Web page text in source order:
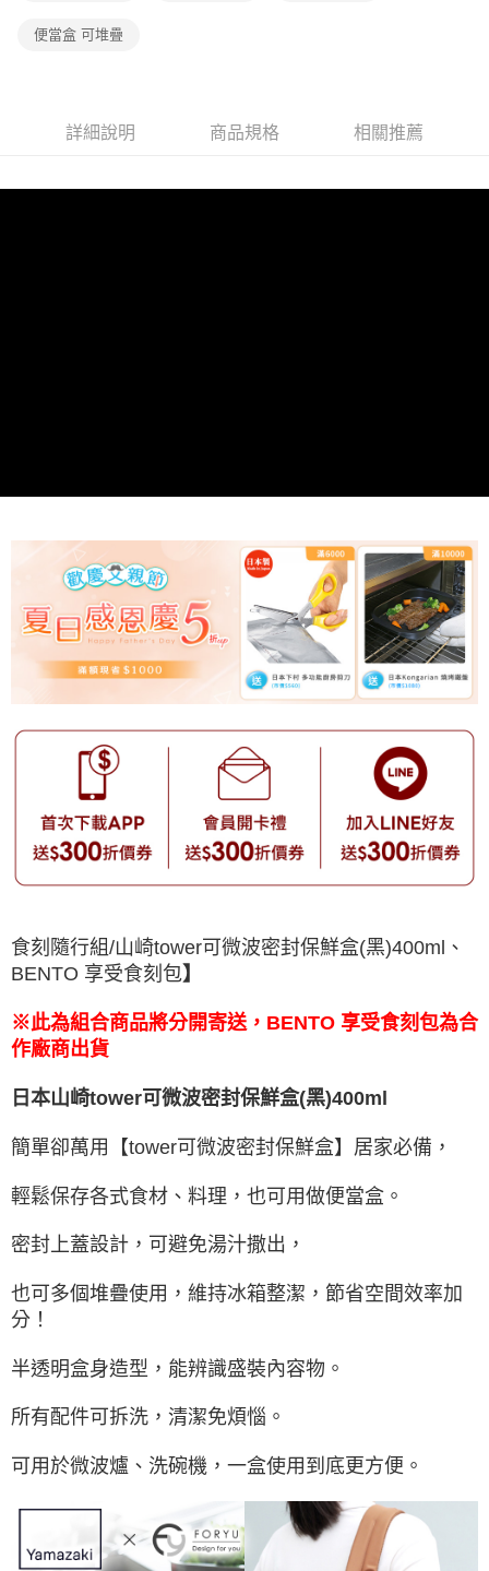
3.完整用戶服務條款，請詳閱以下連結：
便當盒 可堆疊
詳細說明 商品規格 相關推薦
食刻隨行組/山崎tower可微波密封保鮮盒(黑)400ml、
BENTO 享受食刻包】
※此為組合商品將分開寄送，BENTO 享受食刻包為合
作廠商出貨
日本山崎tower可微波密封保鮮盒(黑)400ml
簡單卻萬用【tower可微波密封保鮮盒】居家必備，
輕鬆保存各式食材、料理，也可用做便當盒。
密封上蓋設計，可避免湯汁撒出，
也可多個堆疊使用，維持冰箱整潔，節省空間效率加
分！
半透明盒身造型，能辨識盛裝內容物。
所有配件可拆洗，清潔免煩惱。
可用於微波爐、洗碗機，一盒使用到底更方便。